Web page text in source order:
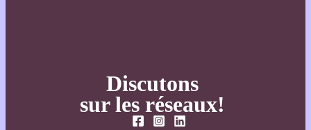
Discutons
sur les réseaux!